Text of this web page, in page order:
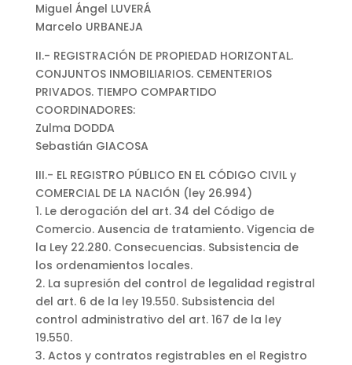
Miguel Ángel LUVERÁ
Marcelo URBANEJA
II.- REGISTRACIÓN DE PROPIEDAD HORIZONTAL.
CONJUNTOS INMOBILIARIOS. CEMENTERIOS
PRIVADOS. TIEMPO COMPARTIDO
COORDINADORES:
Zulma DODDA
Sebastián GIACOSA
III.- EL REGISTRO PÚBLICO EN EL CÓDIGO CIVIL y
COMERCIAL DE LA NACIÓN (ley 26.994)
1. Le derogación del art. 34 del Código de
Comercio. Ausencia de tratamiento. Vigencia de
la Ley 22.280. Consecuencias. Subsistencia de
los ordenamientos locales.
2. La supresión del control de legalidad registral
del art. 6 de la ley 19.550. Subsistencia del
control administrativo del art. 167 de la ley
19.550.
3. Actos y contratos registrables en el Registro